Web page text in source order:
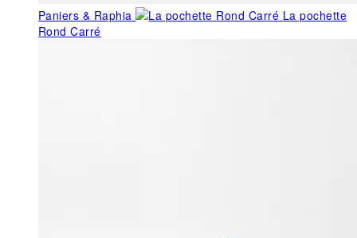
Paniers & Raphia
La pochette
Rond Carré